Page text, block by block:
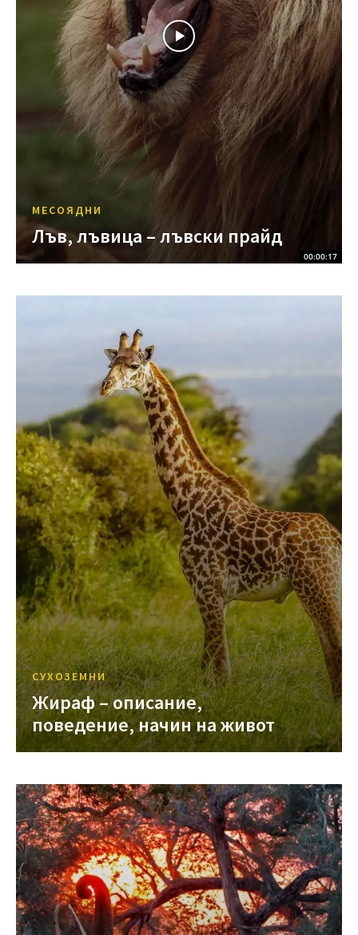
00:00:17
МЕСОЯДНИ
Лъв, лъвица – лъвски прайд
СУХОЗЕМНИ
Жираф – описание,
поведение, начин на живот